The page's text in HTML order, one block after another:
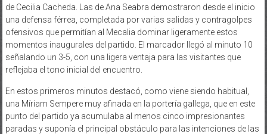
de Cecilia Cacheda. Las de Ana Seabra demostraron desde el inicio
una defensa férrea, completada por varias salidas y contragolpes
ofensivos que permitían al Mecalia dominar ligeramente estos
momentos inaugurales del partido. El marcador llegó al minuto 10
señalando un 3-5, con una ligera ventaja para las visitantes que
reflejaba el tono inicial del encuentro.
En estos primeros minutos destacó, como viene siendo habitual,
una Míriam Sempere muy afinada en la portería gallega, que en este
punto del partido ya acumulaba al menos cinco impresionantes
paradas y suponía el principal obstáculo para las intenciones de las